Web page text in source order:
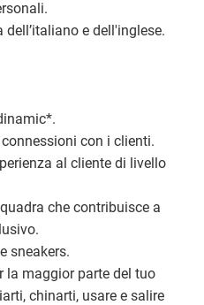
e dell'inglese.
*.
con i clienti.
al cliente di livello
che contribuisce a
sneakers.
la maggior parte del tuo
chinarti, usare e salire